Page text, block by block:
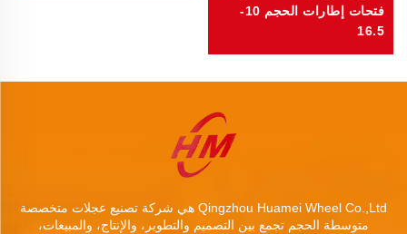
فتحات إطارات الحجم 10-
16.5
Qingzhou Huamei Wheel Co.,Ltd هي شركة تصنيع عجلات متخصصة
متوسطة الحجم تجمع بين التصميم والتطوير، والإنتاج، والمبيعات،